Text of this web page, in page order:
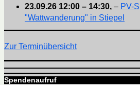
23.09.26 12:00 – 14:30, – PV-
"Wattwanderung" in Stiepel
Zur Terminübersicht
Spendenaufruf